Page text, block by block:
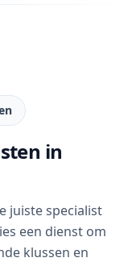
in
juiste specialist
een dienst om
klussen en